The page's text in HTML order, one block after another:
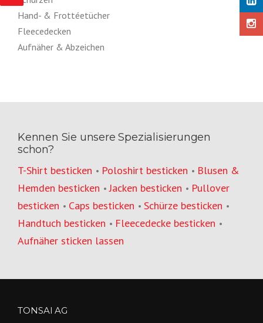
Hand- & Frottéetücher
Fleecedecken
Aufnäher & Abzeichen
Kennen Sie unsere Spezialisierungen
schon?
T-Shirt besticken • Poloshirt besticken • Blusen &
Hemden besticken •Jacken besticken • Pullover
besticken • Caps besticken • Schürze besticken •
Handtuch besticken • Fleecedecke besticken •
Aufnäher sticken lassen
TONSAI AG